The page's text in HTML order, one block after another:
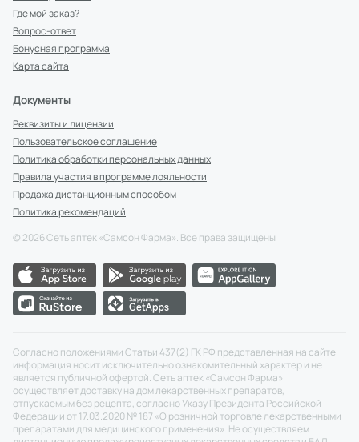
Где мой заказ?
Вопрос-ответ
Бонусная программа
Карта сайта
Документы
Реквизиты и лицензии
Пользовательское соглашение
Политика обработки персональных данных
Правила участия в программе лояльности
Продажа дистанционным способом
Политика рекомендаций
© 2026Сеть аптек «Самсон Фарма». Все права защищены
Согласно положениями Статьи 437(2) ГК РФ представленная на сайте
информация носит исключительно ознакомительный характер и не
является публичной офертой. Сеть аптек «Самсон Фарма»
осуществляет доставку на дом лекарственных препаратов,
отпускаемым без рецепта, согласно Указу Президента Российской
Федерации от 17.03.2020 № 187 «О розничной торговле лекарственными
препаратами для медицинского применения». Не осуществляем